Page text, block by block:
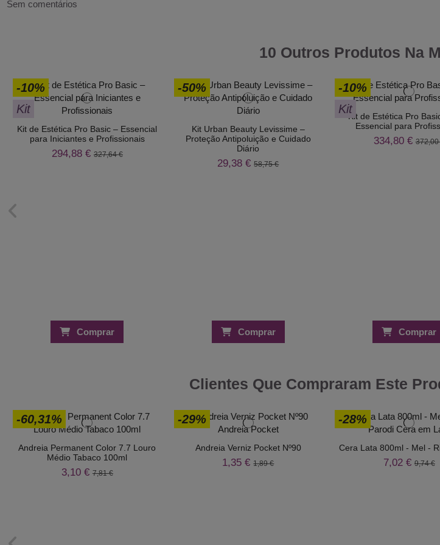
Sem comentários
10 Outros Produtos Na
-10%
Kit
Kit de Estética Pro Basic – Essencial
para Iniciantes e Profissionais
294,88 € 327,64 €
Comprar
-50%
Kit Urban Beauty Levissime –
Proteção Antipoluição e Cuidado
Diário
29,38 €58,75 €
Comprar
-10%
Kit
Kit de Estética Pro
Essencial para
334,80 €372,00
Comprar
Clientes Que Compraram Este
-60,31%
Andreia Permanent Color 7.7 Louro
Médio Tabaco 100ml
3,10 € 7,81 €
-29%
Andreia Verniz Pocket Nº90
1,35 €1,89 €
-28%
Cera Lata 800ml - Mel -
7,02 €9,74 €